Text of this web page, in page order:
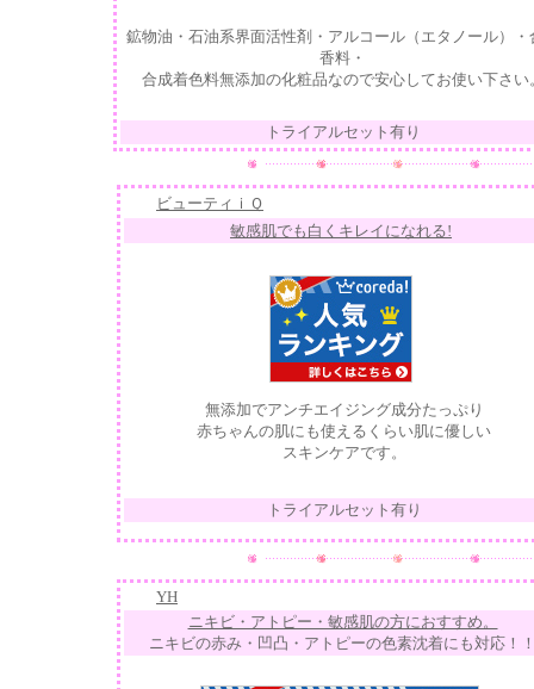
鉱物油・石油系界面活性剤・アルコール（エタノール）・
香料・
合成着色料無添加の化粧品なので安心してお使い下さい
トライアルセット有り
ビューティｉＱ
敏感肌でも白くキレイになれる!
無添加でアンチエイジング成分たっぷり
赤ちゃんの肌にも使えるくらい肌に優しい
スキンケアです。
トライアルセット有り
YH
ニキビ・アトピー・敏感肌の方におすすめ。
ニキビの赤み・凹凸・アトピーの色素沈着にも対応！